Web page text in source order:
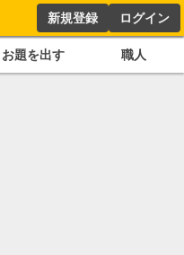
新規登録 ログイン
お題を出す 職人